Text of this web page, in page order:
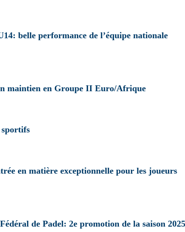
belle performance de l’équipe nationale
maintien en Groupe II Euro/Afrique
en matière exceptionnelle pour les joueurs
de Padel: 2e promotion de la saison